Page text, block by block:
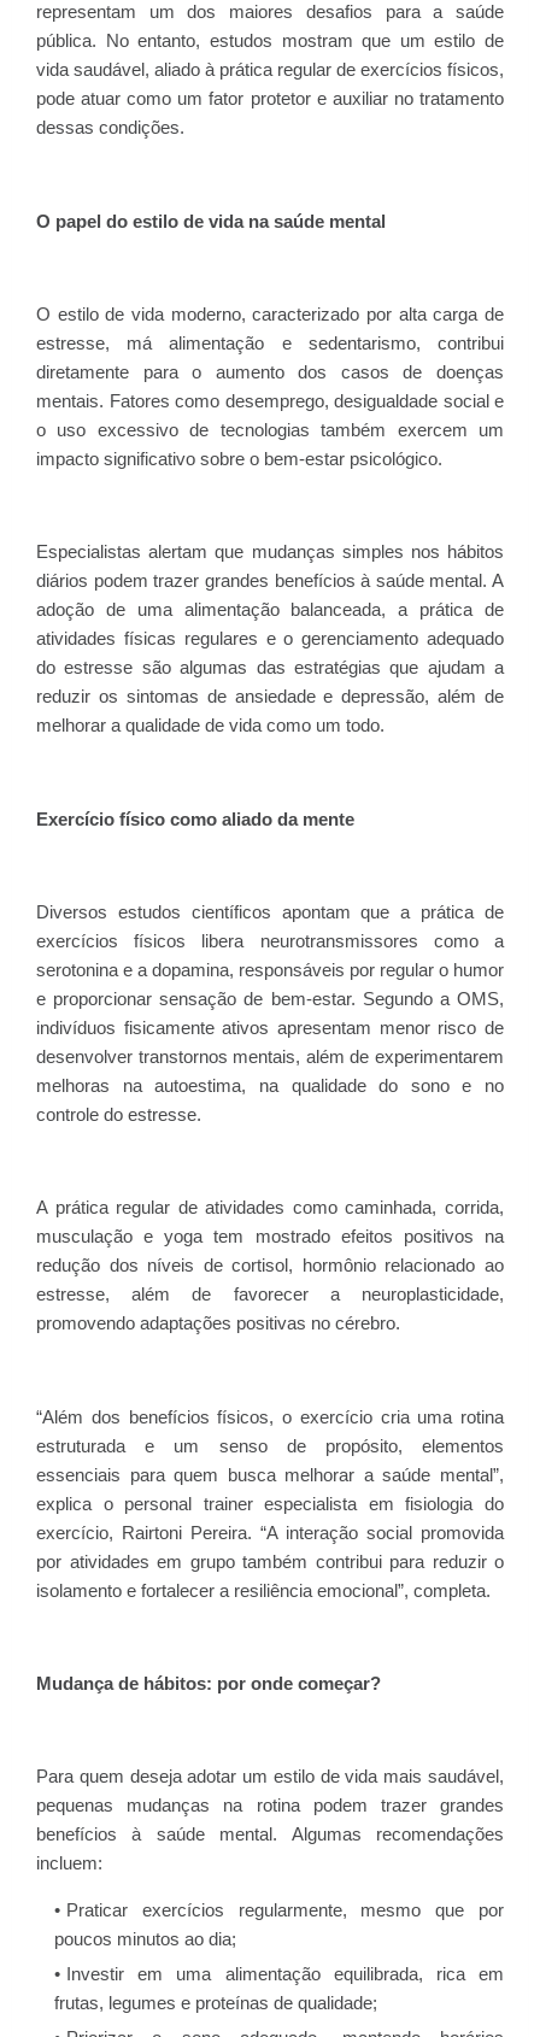
representam um dos maiores desafios para a saúde
pública. No entanto, estudos mostram que um estilo de
vida saudável, aliado à prática regular de exercícios físicos,
pode atuar como um fator protetor e auxiliar no tratamento
dessas condições.
O papel do estilo de vida na saúde mental
O estilo de vida moderno, caracterizado por alta carga de
estresse, má alimentação e sedentarismo, contribui
diretamente para o aumento dos casos de doenças
mentais. Fatores como desemprego, desigualdade social e
o uso excessivo de tecnologias também exercem um
impacto significativo sobre o bem-estar psicológico.
Especialistas alertam que mudanças simples nos hábitos
diários podem trazer grandes benefícios à saúde mental. A
adoção de uma alimentação balanceada, a prática de
atividades físicas regulares e o gerenciamento adequado
do estresse são algumas das estratégias que ajudam a
reduzir os sintomas de ansiedade e depressão, além de
melhorar a qualidade de vida como um todo.
Exercício físico como aliado da mente
Diversos estudos científicos apontam que a prática de
exercícios físicos libera neurotransmissores como a
serotonina e a dopamina, responsáveis por regular o humor
e proporcionar sensação de bem-estar. Segundo a OMS,
indivíduos fisicamente ativos apresentam menor risco de
desenvolver transtornos mentais, além de experimentarem
melhoras na autoestima, na qualidade do sono e no
controle do estresse.
A prática regular de atividades como caminhada, corrida,
musculação e yoga tem mostrado efeitos positivos na
redução dos níveis de cortisol, hormônio relacionado ao
estresse, além de favorecer a neuroplasticidade,
promovendo adaptações positivas no cérebro.
“Além dos benefícios físicos, o exercício cria uma rotina
estruturada e um senso de propósito, elementos
essenciais para quem busca melhorar a saúde mental”,
explica o personal trainer especialista em fisiologia do
exercício, Rairtoni Pereira. “A interação social promovida
por atividades em grupo também contribui para reduzir o
isolamento e fortalecer a resiliência emocional”, completa.
Mudança de hábitos: por onde começar?
Para quem deseja adotar um estilo de vida mais saudável,
pequenas mudanças na rotina podem trazer grandes
benefícios à saúde mental. Algumas recomendações
incluem:
Praticar exercícios regularmente, mesmo que por
poucos minutos ao dia;
Investir em uma alimentação equilibrada, rica em
frutas, legumes e proteínas de qualidade;